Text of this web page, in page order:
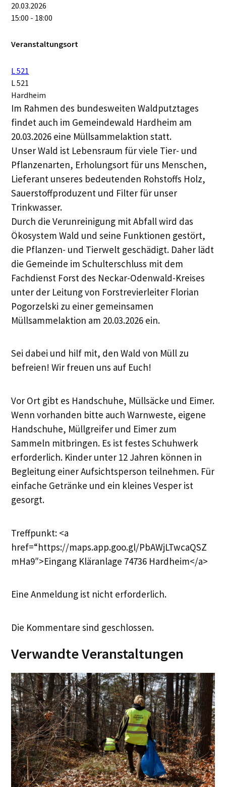
20.03.2026
15:00 - 18:00
Veranstaltungsort
L 521
L 521
Hardheim
Im Rahmen des bundesweiten Waldputztages
findet auch im Gemeindewald Hardheim am
20.03.2026 eine Müllsammelaktion statt.
Unser Wald ist Lebensraum für viele Tier- und
Pflanzenarten, Erholungsort für uns Menschen,
Lieferant unseres bedeutenden Rohstoffs Holz,
Sauerstoffproduzent und Filter für unser
Trinkwasser.
Durch die Verunreinigung mit Abfall wird das
Ökosystem Wald und seine Funktionen gestört,
die Pflanzen- und Tierwelt geschädigt. Daher lädt
die Gemeinde im Schulterschluss mit dem
Fachdienst Forst des Neckar-Odenwald-Kreises
unter der Leitung von Forstrevierleiter Florian
Pogorzelski zu einer gemeinsamen
Müllsammelaktion am 20.03.2026 ein.
Sei dabei und hilf mit, den Wald von Müll zu
befreien! Wir freuen uns auf Euch!
Vor Ort gibt es Handschuhe, Müllsäcke und Eimer.
Wenn vorhanden bitte auch Warnweste, eigene
Handschuhe, Müllgreifer und Eimer zum
Sammeln mitbringen. Es ist festes Schuhwerk
erforderlich. Kinder unter 12 Jahren können in
Begleitung einer Aufsichtsperson teilnehmen. Für
einfache Getränke und ein kleines Vesper ist
gesorgt.
Treffpunkt: <a
href=“https://maps.app.goo.gl/PbAWjLTwcaQSZ
mHa9″>Eingang Kläranlage 74736 Hardheim</a>
Eine Anmeldung ist nicht erforderlich.
Die Kommentare sind geschlossen.
Verwandte Veranstaltungen